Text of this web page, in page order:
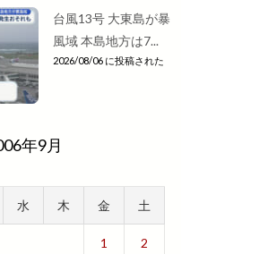
台風13号 大東島が暴
風域 本島地方は7...
2026/08/06 に投稿された
年9月
水 木 金 土
1 2